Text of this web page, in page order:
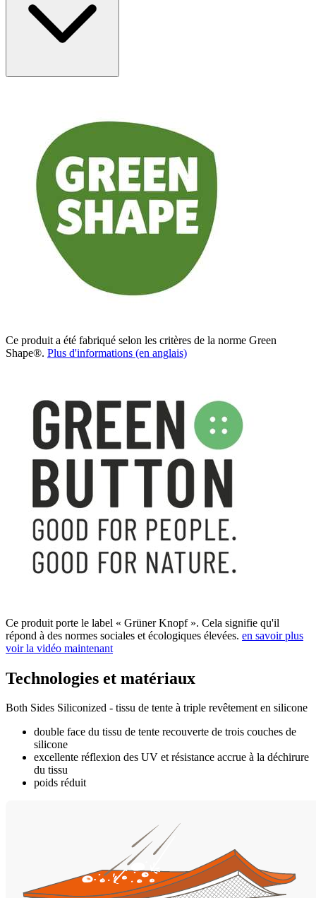
Ce produit a été fabriqué selon les critères de la norme Green
Shape®. Plus d'informations (en anglais)
Ce produit porte le label « Grüner Knopf ». Cela signifie qu'il
répond à des normes sociales et écologiques élevées. en savoir plus
voir la vidéo maintenant
Technologies et matériaux
Both Sides Siliconized - tissu de tente à triple revêtement en silicone
double face du tissu de tente recouverte de trois couches de
silicone
excellente réflexion des UV et résistance accrue à la déchirure
du tissu
poids réduit